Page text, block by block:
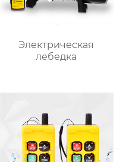
Электрическая
лебедка